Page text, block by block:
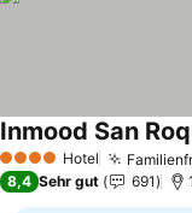
4 Sterne Hotel
Inmood San
8,4 Sehr gut 691